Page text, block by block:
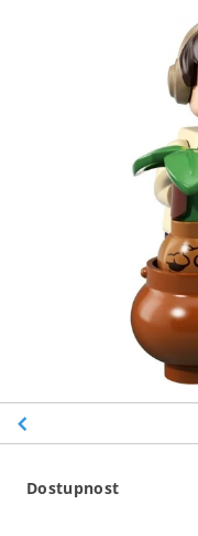
Dostupnost